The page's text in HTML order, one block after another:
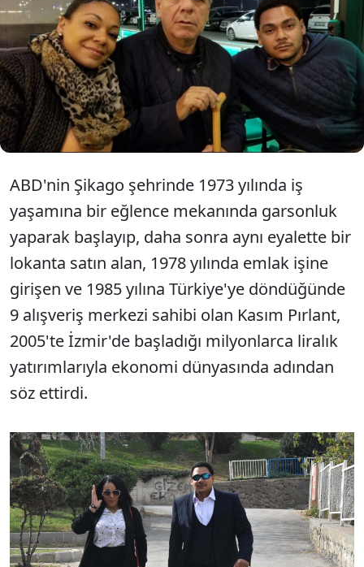
Amerikalı Henry Kevin Jackson (45) ve
Candice Jackson'ın (41), hayatını kaybeden
İzmirli iş insanı Kasım Pırlant'ın çocukları
olduğu Yargıtay 2'nci Hukuk Mahkemesi'nin
kararıyla kesinleşti.
ABD'nin Şikago şehrinde 1973 yılında iş
yaşamına bir eğlence mekanında garsonluk
yaparak başlayıp, daha sonra aynı eyalette bir
lokanta satın alan, 1978 yılında emlak işine
girişen ve 1985 yılına Türkiye'ye döndüğünde
9 alışveriş merkezi sahibi olan Kasım Pırlant,
2005'te İzmir'de başladığı milyonlarca liralık
yatırımlarıyla ekonomi dünyasında adından
söz ettirdi.